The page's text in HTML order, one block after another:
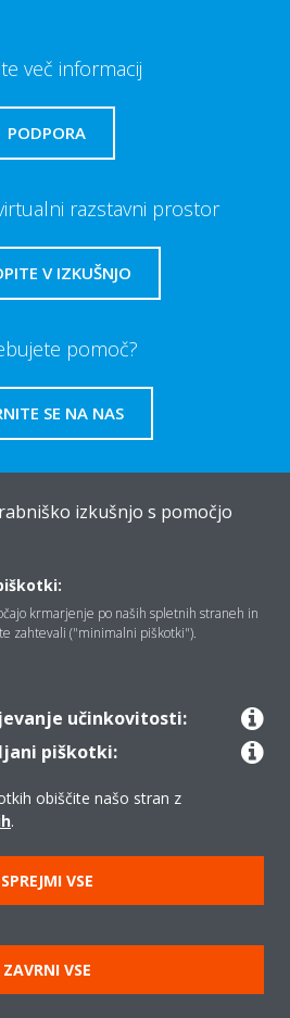
več informacij
PODPORA
razstavni prostor
V IZKUŠNJO
pomoč?
SE NA NAS
© Daikin
Obvestilo o piškotkih
podatkov
Načela podjetja
in pogoji
izkušnjo s pomočjo
krmarjenje po naših spletnih straneh in
zahtevali ("minimalni piškotki").
učinkovitosti:
piškotki:
obiščite našo stran z
.
SPREJMI VSE
ZAVRNI VSE